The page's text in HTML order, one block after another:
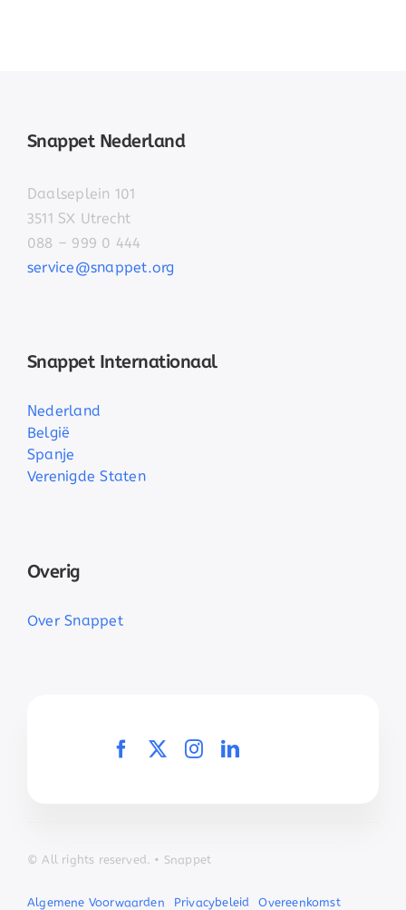
Snappet Nederland
Daalseplein 101
3511 SX Utrecht
088 – 999 0 444
service@snappet.org
Snappet Internationaal
Nederland
België
Spanje
Verenigde Staten
Overig
Over Snappet
© All rights reserved. • Snappet
Algemene Voorwaarden Privacybeleid Overeenkomst